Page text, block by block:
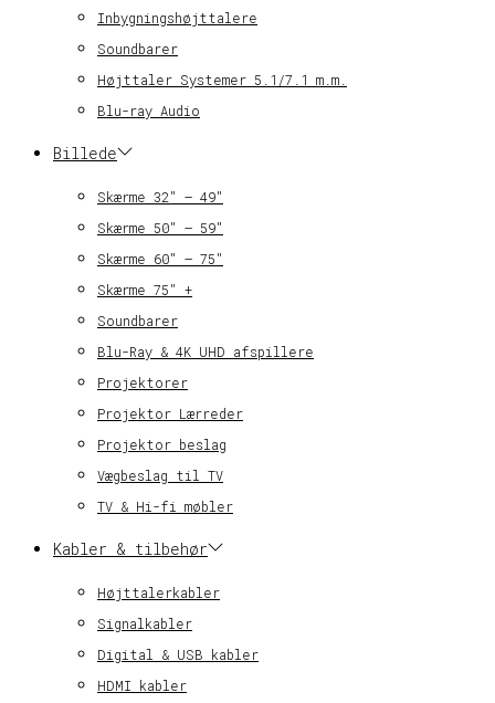
Inbygningshøjttalere
Soundbarer
Højttaler Systemer 5.1/7.1 m.m.
Blu-ray Audio
Billede
Skærme 32″ – 49″
Skærme 50″ – 59″
Skærme 60″ – 75″
Skærme 75″ +
Soundbarer
Blu-Ray & 4K UHD afspillere
Projektorer
Projektor Lærreder
Projektor beslag
Vægbeslag til TV
TV & Hi-fi møbler
Kabler & tilbehør
Højttalerkabler
Signalkabler
Digital & USB kabler
HDMI kabler